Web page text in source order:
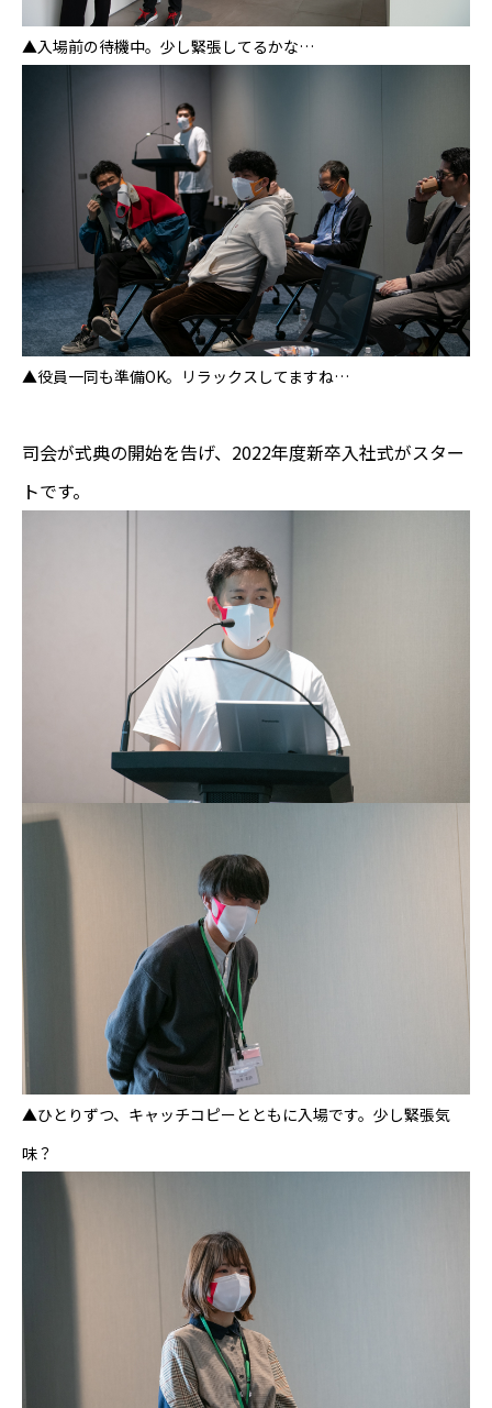
▲入場前の待機中。少し緊張してるかな…
▲役員一同も準備OK。リラックスしてますね…
司会が式典の開始を告げ、2022年度新卒入社式がスター
トです。
▲ひとりずつ、キャッチコピーとともに入場です。少し緊張気
味？